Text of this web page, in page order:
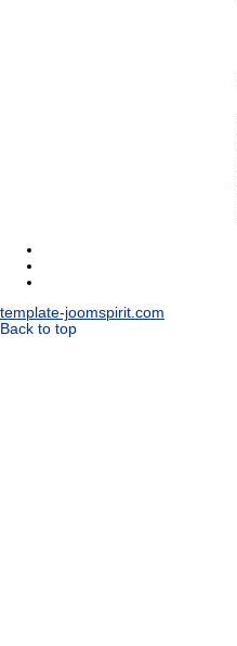
template-joomspirit.com
Back to top